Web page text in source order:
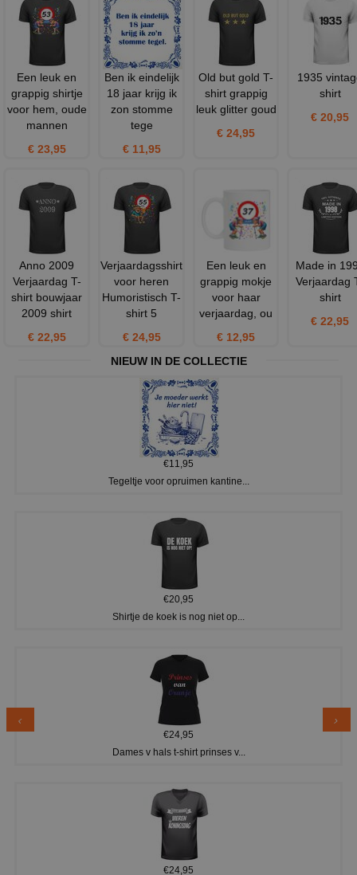
Een leuk en
grappig shirtje
voor hem, oude
mannen
€ 23,95
Ben ik eindelijk
18 jaar krijg ik
zon stomme
tege
€ 11,95
Old but gold T-
shirt grappig
leuk glitter goud
€ 24,95
1935
shirt
€ 20,95
Anno 2009
Verjaardag T-
shirt bouwjaar
2009 shirt
€ 22,95
Verjaardagsshirt
voor heren
Humoristisch T-
shirt 5
€ 24,95
Een leuk en
grappig mokje
voor haar
verjaardag, ou
€ 12,95
Made in
Verjaardag
shirt
€ 22,95
NIEUW IN DE COLLECTIE
€11,95
Tegeltje voor opruimen kantine...
€20,95
Shirtje de koek is nog niet op...
€24,95
Dames v hals t-shirt prinses v...
€24,95